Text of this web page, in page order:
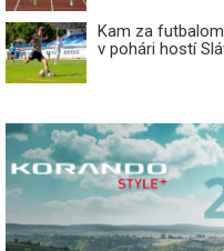
Kam za
v pohári hostí